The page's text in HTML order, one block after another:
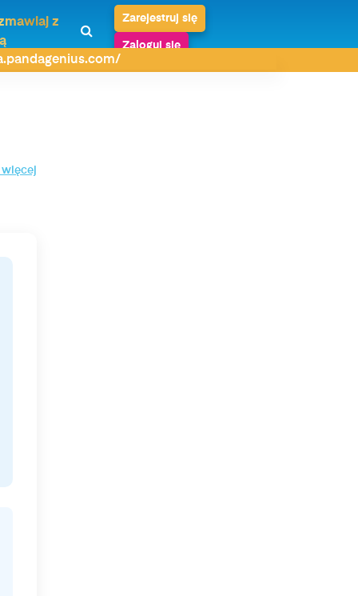
z
Zarejestruj się
Zaloguj się